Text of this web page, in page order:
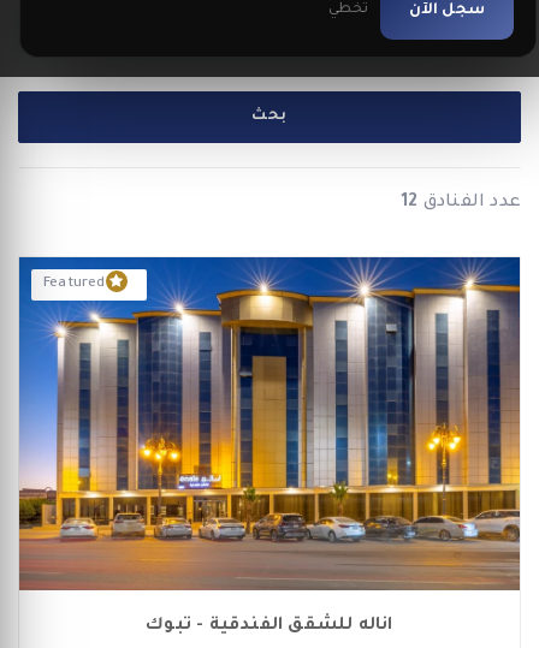
تخطي سجل الآن
بحث
عدد الفنادق 12
Featured
اناله للشقق الفندقية - تبوك